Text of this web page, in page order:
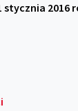
2016